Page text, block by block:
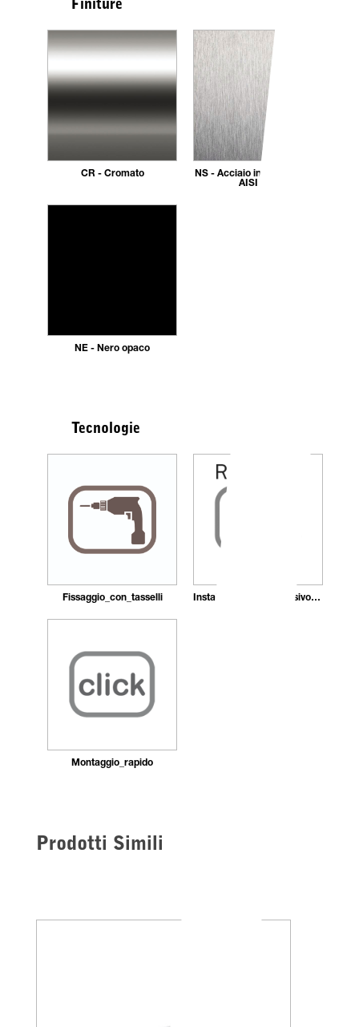
Finiture
CR - Cromato
NS - Acciaio inox spazzolato
AISI 304
NE - Nero opaco
Tecnologie
Fissaggio_con_tasselli Installazione_con_adesivo_in_pasta
Montaggio_rapido
Prodotti Simili